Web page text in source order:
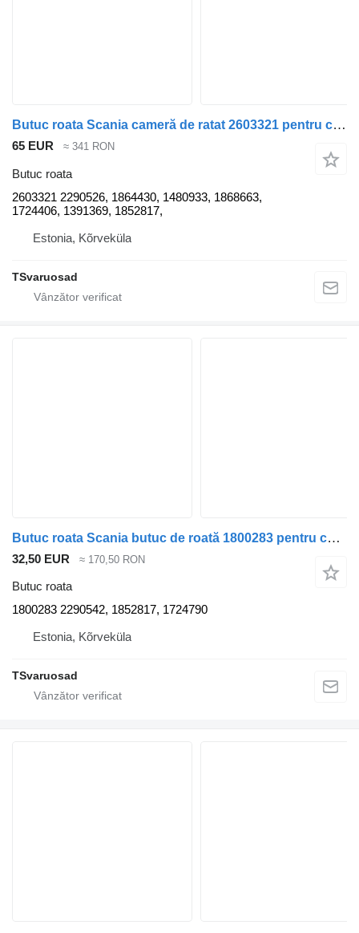
Butuc roata Scania cameră de ratat 2603321 pentru cap tractor Scania R620
65 EUR ≈ 341 RON
Butuc roata
2603321 2290526, 1864430, 1480933, 1868663,
1724406, 1391369, 1852817,
Estonia, Kõrveküla
TSvaruosad
Butuc roata Scania butuc de roată 1800283 pentru cap tractor Scania R420
32,50 EUR ≈ 170,50 RON
Butuc roata
1800283 2290542, 1852817, 1724790
Estonia, Kõrveküla
TSvaruosad